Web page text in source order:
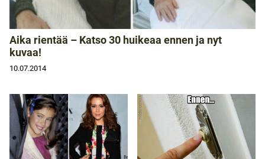
Aika rientää – Katso 30 huikeaa ennen ja nyt
kuvaa!
10.07.2014